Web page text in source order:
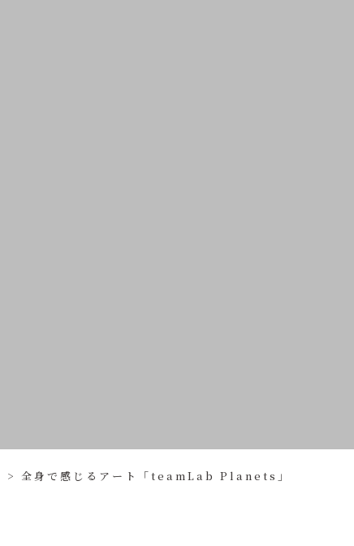
> 全身で感じるアート「teamLab Planets」